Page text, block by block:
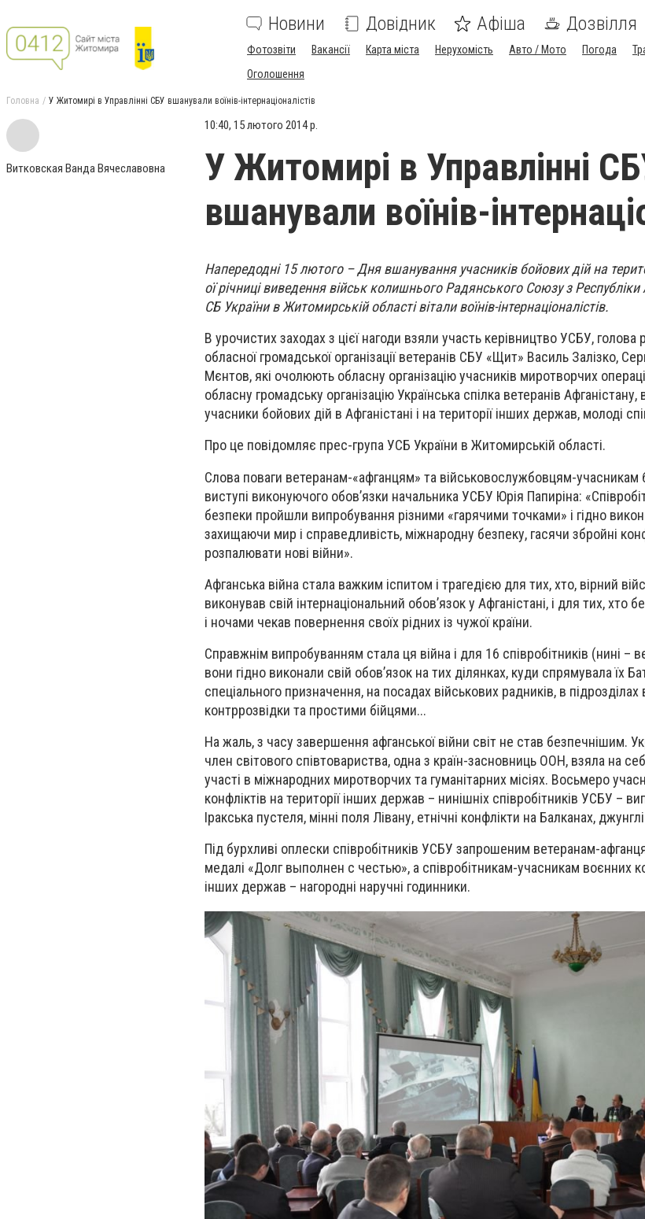
Новини Довідник Афіша Дозвілля
Фотозвіти Вакансії Карта міста Нерухомість Авто / Мото Погода
Оголошення
Головна У Житомирі в Управлінні СБУ вшанували воїнів-інтернаціоналістів
Витковская Ванда Вячеславовна
10:40, 15 лютого 2014 р.
У Житомирі в Управлінні
вшанували воїнів-
Напередодні 15 лютого – Дня вшанування учасників бойових дій на
ої річниці виведення військ колишнього Радянського Союзу з Республіки
СБ України в Житомирській області вітали воїнів-інтернаціоналістів.
В урочистих заходах з цієї нагоди взяли участь керівництво УСБУ,
обласної громадської організації ветеранів СБУ «Щит» Василь Залізко,
Мєнтов, які очолюють обласну організацію учасників миротворчих
обласну громадську організацію Українська спілка ветеранів
учасники бойових дій в Афганістані і на території інших держав, молоді
Про це повідомляє прес-група УСБ України в Житомирській області.
Слова поваги ветеранам-«афганцям» та військовослужбовцям-учасникам
виступі виконуючого обов’язки начальника УСБУ Юрія Папиріна:
безпеки пройшли випробування різними «гарячими точками» і гідно
захищаючи мир і справедливість, міжнародну безпеку, гасячи збройні
розпалювати нові війни».
Афганська війна стала важким іспитом і трагедією для тих, хто, вірний
виконував свій інтернаціональний обов’язок у Афганістані, і для тих,
і ночами чекав повернення своїх рідних із чужої країни.
Справжнім випробуванням стала ця війна і для 16 співробітників (нині –
вони гідно виконали свій обов’язок на тих ділянках, куди спрямувала їх
спеціального призначення, на посадах військових радників, в підрозділах
контррозвідки та простими бійцями...
На жаль, з часу завершення афганської війни світ не став безпечнішим.
член світового співтовариства, одна з країн-засновниць ООН, взяла на
участі в міжнародних миротворчих та гуманітарних місіях. Восьмеро
конфліктів на території інших держав – нинішніх співробітників УСБУ –
Іракська пустеля, мінні поля Лівану, етнічні конфлікти на Балканах,
Під бурхливі оплески співробітників УСБУ запрошеним ветеранам-
медалі «Долг выполнен с честью», а співробітникам-учасникам воєнних
інших держав – нагородні наручні годинники.